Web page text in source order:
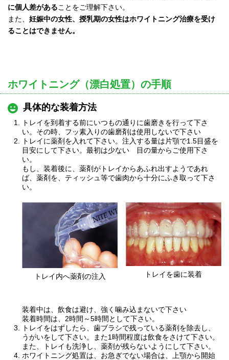
に個人差があることをご理解下さい。
また、 妊娠中の女性、授乳期の女性はホワイトニング治療を受け
ることはできません。
ホワイトニング（漂白処置）の手順
具体的な装着方法
トレイを到着する前にいつもの通りに歯磨きを行って下さ
い。その時、フッ素入りの歯磨剤は使用しないで下さい
トレイに薬剤を入れて下さい。注入する量は片顎で1.5目盛を
目安にして下さい。最初は少ない 目の量からご使用下さ
い。
もし、装着後に、薬剤がトレイからあふれ出すようであれ
ば、薬剤を、ティッシュ等で歯肉から十分にふき取って下さ
い。
トレイ内へ薬剤の注入 トレイを歯に装着
装着中は、飲食は避け、強く噛み込まないで下さい
装着時間は、2時間～5時間として下さい。
トレイをはずしたら、歯ブラシで残っている薬剤を除去し、
うがいをして下さい。また1時間程度は飲食をさけて下さい。
また、トレイも洗浄し、薬剤が残らないようにして下さい。
ホワイトニング処置は、お急ぎでない場合は、上顎から開始